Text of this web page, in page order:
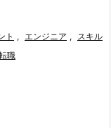
ト , エンジニア , スキル
職